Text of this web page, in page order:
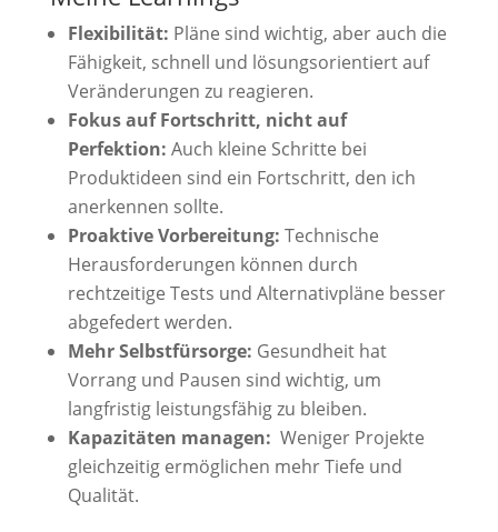
Flexibilität: Pläne sind wichtig, aber auch die
Fähigkeit, schnell und lösungsorientiert auf
Veränderungen zu reagieren.
Fokus auf Fortschritt, nicht auf
Perfektion: Auch kleine Schritte bei
Produktideen sind ein Fortschritt, den ich
anerkennen sollte.
Proaktive Vorbereitung: Technische
Herausforderungen können durch
rechtzeitige Tests und Alternativpläne besser
abgefedert werden.
Mehr Selbstfürsorge: Gesundheit hat
Vorrang und Pausen sind wichtig, um
langfristig leistungsfähig zu bleiben.
Kapazitäten managen: Weniger Projekte
gleichzeitig ermöglichen mehr Tiefe und
Qualität.